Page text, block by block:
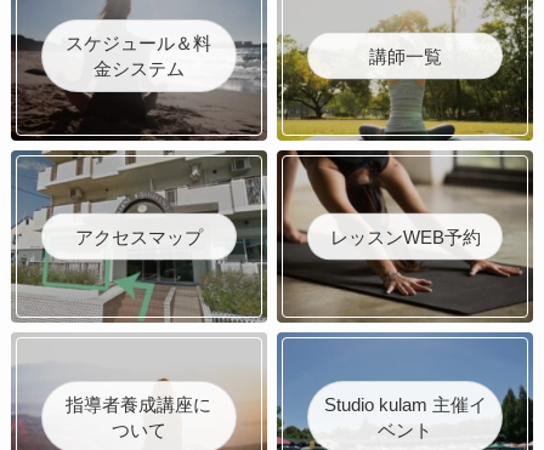
スケジュール＆料
金システム
講師一覧
アクセスマップ レッスンWEB予約
指導者養成講座に
ついて
Studio kulam 主催イ
ベント